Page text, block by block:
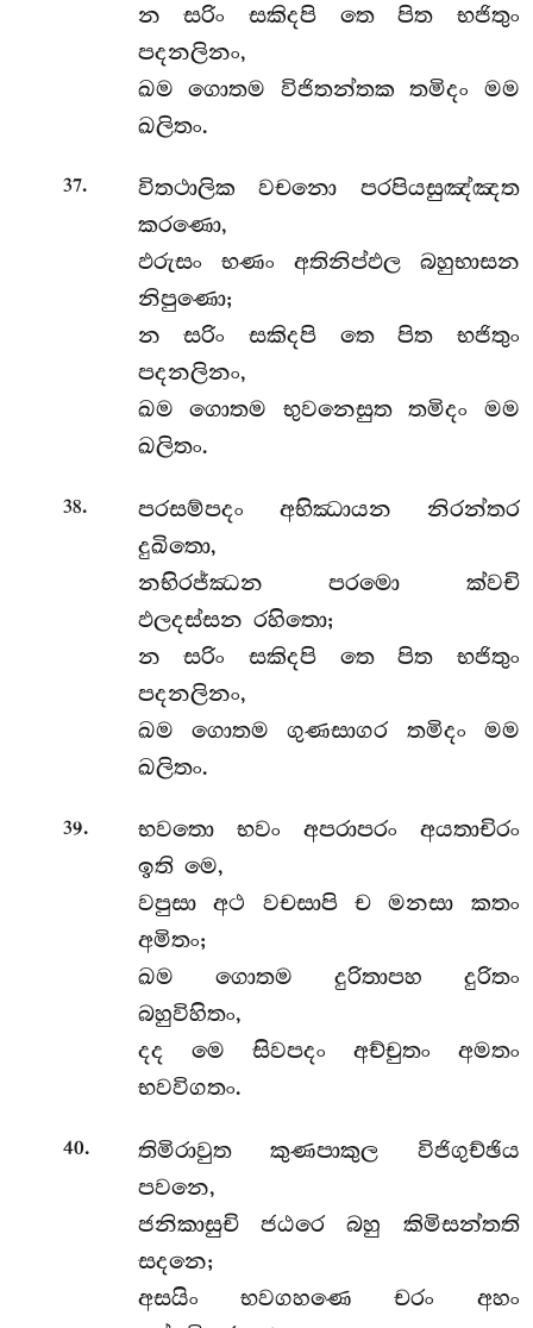
න සරිං සකිදපි තෙ පිත භජිතුං
පදනලිනං,
ඛම ගොතම විජිතන්තක තමිදං මම
ඛලිතං.
37.
විතථාලික වචනො පරපියසුඤ්ඤත
කරණො,
ඵරුසං භණං අතිනිප්ඵල බහුභාසන
නිපුණො;
න සරිං සකිදපි තෙ පිත භජිතුං
පදනලිනං,
ඛම ගොතම භුවනෙසුත තමිදං මම
ඛලිතං.
38.
පරසම්පදං අභිඣායන නිරන්තර
දුඛිතො,
නභිරජ්ඣන පරමො ක්වචි
ඵලදස්සන රහිතො;
න සරිං සකිදපි තෙ පිත භජිතුං
පදනලිනං,
ඛම ගොතම ගුණසාගර තමිදං මම
ඛලිතං.
39.
භවතො භවං අපරාපරං අයතාචිරං
ඉති මෙ,
වපුසා අථ වචසාපි ච මනසා කතං
අමිතං;
ඛම ගොතම දුරිතාපහ දුරිතං
බහුවිහිතං,
දද මෙ සිවපදං අච්චුතං අමතං
භවවිගතං.
40.
තිමිරාවුත කුණපාකුල විජිගුච්ඡිය
පවනෙ,
ජනිකාසුචි ජඨරෙ බහු කිමිසන්තති
සදනෙ;
අසයිං භවගහණෙ චරං අහං